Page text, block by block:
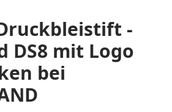
-
DS8 mit Logo
bei